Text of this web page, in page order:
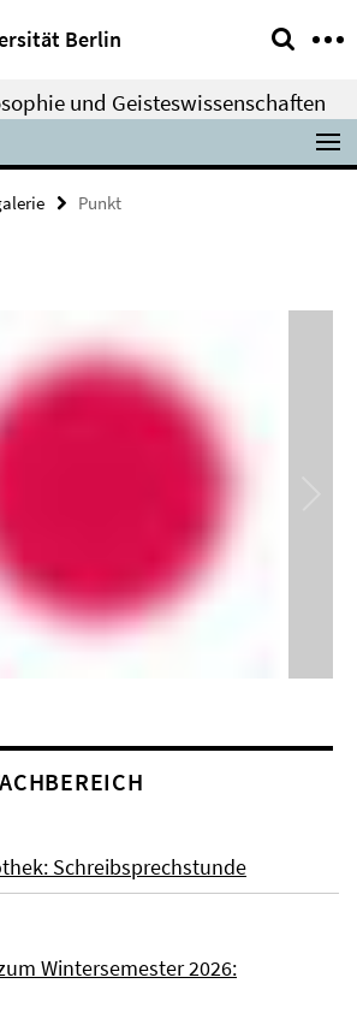
Berlin
und Geisteswissenschaften
Punkt
Schreibsprechstunde
Wintersemester 2026: